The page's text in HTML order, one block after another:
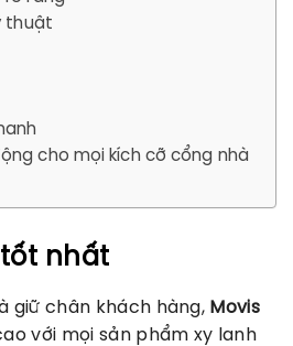
thuật
cho mọi kích cỡ cổng nhà
tốt nhất
giữ chân khách hàng, Movis
với mọi sản phẩm xy lanh